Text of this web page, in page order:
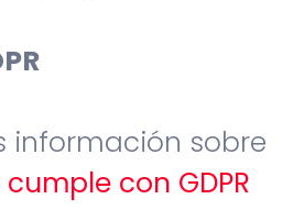
información sobre
cumple con GDPR